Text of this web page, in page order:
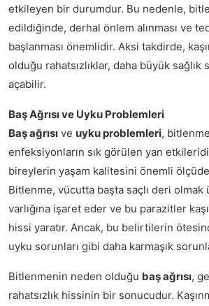
etkileyen bir durumdur. Bu nedenle,
edildiğinde, derhal önlem alınması ve
başlanması önemlidir. Aksi takdirde,
olduğu rahatsızlıklar, daha büyük sağlık
açabilir.
Baş Ağrısı ve Uyku Problemleri
Baş ağrısı ve uyku problemleri,
enfeksiyonların sık görülen yan
bireylerin yaşam kalitesini önemli
Bitlenme, vücutta başta saçlı deri
varlığına işaret eder ve bu parazitler
hissi yaratır. Ancak, bu belirtilerin
uyku sorunları gibi daha karmaşık
Bitlenmenin neden olduğu baş ağrısı,
rahatsızlık hissinin bir sonucudur.